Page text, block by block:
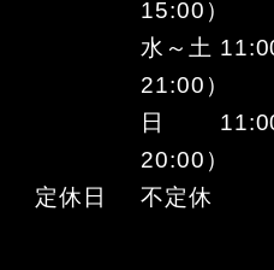
15:00）
水～土
21:00）
日 11:00
20:00）
定休日
不定休